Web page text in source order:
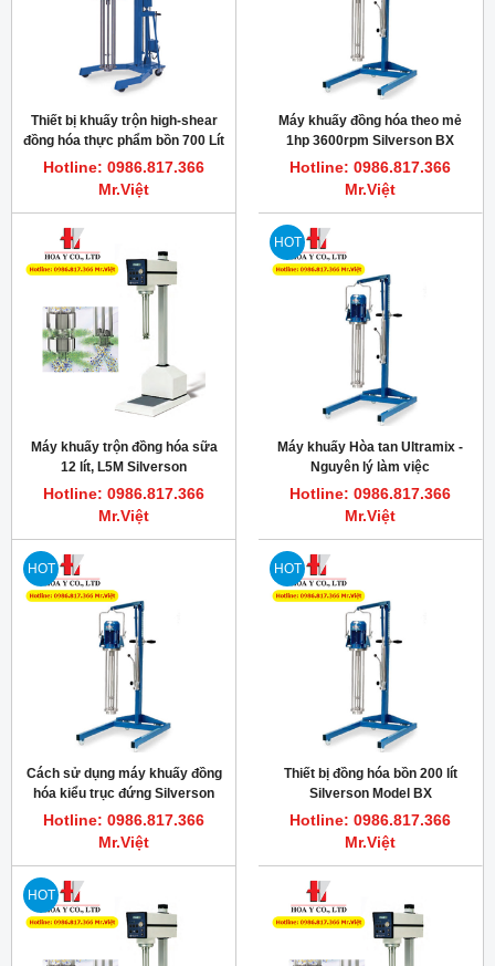
Thiết bị khuấy trộn high-shear
đồng hóa thực phẩm bồn 700 Lít
Model FX Silverson
Hotline: 0986.817.366
Mr.Việt
Máy khuấy đồng hóa theo mẻ
1hp 3600rpm Silverson BX
Hotline: 0986.817.366
Mr.Việt
Máy khuấy trộn đồng hóa sữa
12 lít, L5M Silverson
Hotline: 0986.817.366
Mr.Việt
HOT
Máy khuấy Hòa tan Ultramix -
Nguyên lý làm việc
Hotline: 0986.817.366
Mr.Việt
HOT
Cách sử dụng máy khuấy đồng
hóa kiểu trục đứng Silverson
batch-mixer
Hotline: 0986.817.366
Mr.Việt
HOT
Thiết bị đồng hóa bồn 200 lít
Silverson Model BX
Hotline: 0986.817.366
Mr.Việt
HOT